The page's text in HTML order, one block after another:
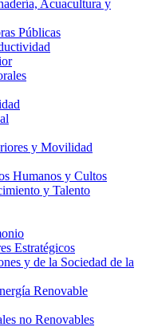
Acuacultura y
Públicas
y Movilidad
Humanos y Cultos
y Talento
Estratégicos
y de la Sociedad de la
Renovable
no Renovables